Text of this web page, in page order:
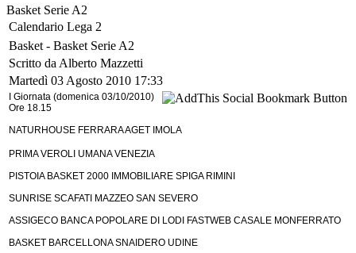
Basket Serie A2
Calendario Lega 2
Basket - Basket Serie A2
Scritto da Alberto Mazzetti
Martedì 03 Agosto 2010 17:33
I Giornata (domenica 03/10/2010)
Ore 18.15
NATURHOUSE FERRARA AGET IMOLA
PRIMA VEROLI UMANA VENEZIA
PISTOIA BASKET 2000 IMMOBILIARE SPIGA RIMINI
SUNRISE SCAFATI MAZZEO SAN SEVERO
ASSIGECO BANCA POPOLARE DI LODI FASTWEB CASALE MONFERRATO
BASKET BARCELLONA SNAIDERO UDINE